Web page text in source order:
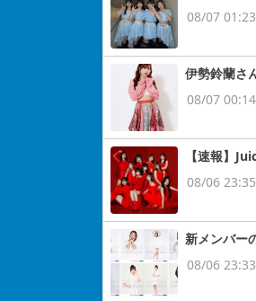
08/07 01:23
伊勢鈴蘭さ
08/07 00:14
【速報】
08/06 23:35
新メンバ
08/06 23:33